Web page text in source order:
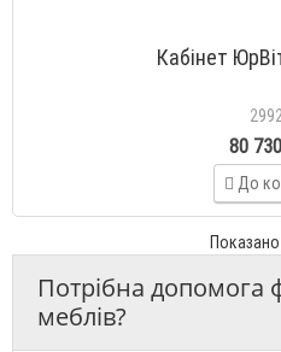
Кабінет
80
До
Показано
Потрібна допомога
меблів?